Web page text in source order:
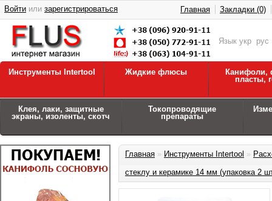
Язык укр рус
Войти или зарегистрироваться Главная Закладки (0)
Инструменты Intertool Жидкие флюсы
Канифоли,
пласты,
Клея, лаки, защитные
экраны, изоленты, скотч
Токопроводящие
препараты
Главная » Инструменты Intertool »
стеклу и керамике 14 мм (упаковка 2